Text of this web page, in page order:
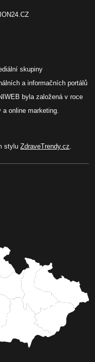
skupiny
a informačních portálů
byla založená v roce
online marketing.
stylu ZdraveTrendy.cz.